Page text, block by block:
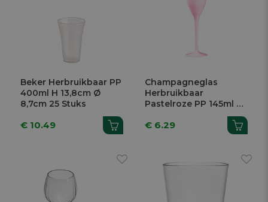
Beker Herbruikbaar PP
400ml H 13,8cm Ø
8,7cm 25 Stuks
€ 10.49
Champagneglas
Herbruikbaar
Pastelroze PP 145ml 4
€ 6.29